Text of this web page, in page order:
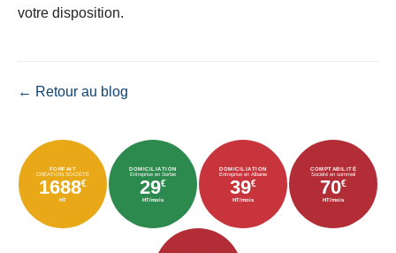
votre disposition.
← Retour au blog
FORFAIT
CRÉATION SOCIÉTÉ
1688€
HT
DOMICILIATION
Entreprise en Serbie
29€
HT/mois
DOMICILIATION
Entreprise en Albanie
39€
HT/mois
COMPTABILITÉ
Société en sommeil
70€
HT/mois